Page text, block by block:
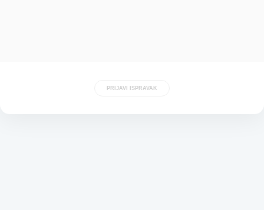
PRIJAVI ISPRAVAK